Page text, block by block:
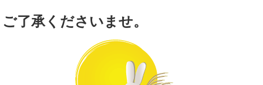
ご了承くださいませ。